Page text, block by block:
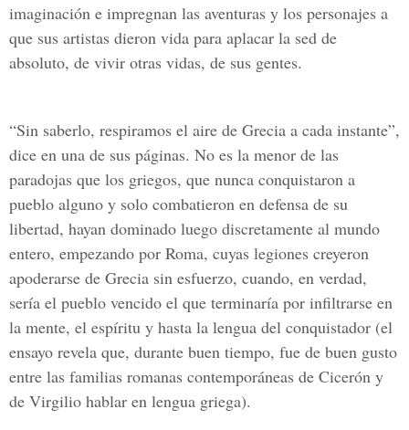
imaginación e impregnan las aventuras y los personajes a
que sus artistas dieron vida para aplacar la sed de
absoluto, de vivir otras vidas, de sus gentes.
“Sin saberlo, respiramos el aire de Grecia a cada instante”,
dice en una de sus páginas. No es la menor de las
paradojas que los griegos, que nunca conquistaron a
pueblo alguno y solo combatieron en defensa de su
libertad, hayan dominado luego discretamente al mundo
entero, empezando por Roma, cuyas legiones creyeron
apoderarse de Grecia sin esfuerzo, cuando, en verdad,
sería el pueblo vencido el que terminaría por infiltrarse en
la mente, el espíritu y hasta la lengua del conquistador (el
ensayo revela que, durante buen tiempo, fue de buen gusto
entre las familias romanas contemporáneas de Cicerón y
de Virgilio hablar en lengua griega).